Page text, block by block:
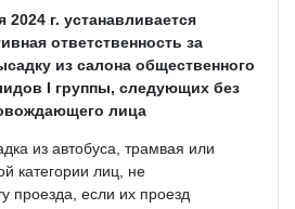
2024 г. устанавливается
ответственность за
из салона общественного
I группы, следующих без
лица
из автобуса, трамвая или
категории лиц, не
проезда, если их проезд